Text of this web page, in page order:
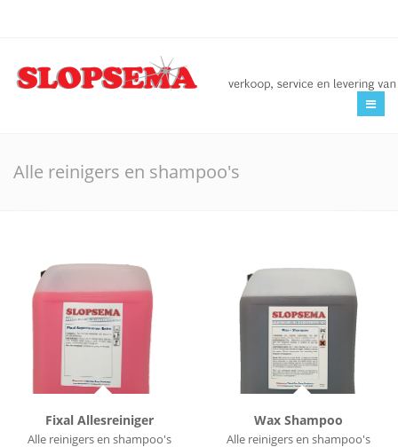
Alle reinigers en shampoo's
Fixal Allesreiniger
Alle reinigers en shampoo's
Wax Shampoo
Alle reinigers en shampoo's
Home
Nieuws